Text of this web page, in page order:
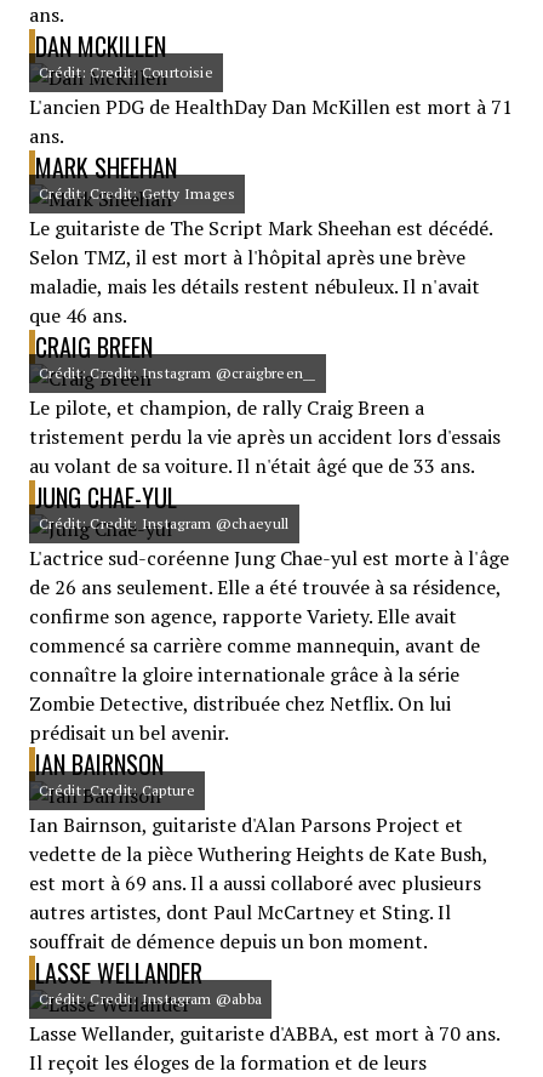
ans.
DAN MCKILLEN
Crédit: Credit: Courtoisie
L'ancien PDG de HealthDay Dan McKillen est mort à 71
ans.
MARK SHEEHAN
Crédit: Credit: Getty Images
Le guitariste de The Script Mark Sheehan est décédé.
Selon TMZ, il est mort à l'hôpital après une brève
maladie, mais les détails restent nébuleux. Il n'avait
que 46 ans.
CRAIG BREEN
Crédit: Credit: Instagram @craigbreen__
Le pilote, et champion, de rally Craig Breen a
tristement perdu la vie après un accident lors d'essais
au volant de sa voiture. Il n'était âgé que de 33 ans.
JUNG CHAE-YUL
Crédit: Credit: Instagram @chaeyull
L'actrice sud-coréenne Jung Chae-yul est morte à l'âge
de 26 ans seulement. Elle a été trouvée à sa résidence,
confirme son agence, rapporte Variety. Elle avait
commencé sa carrière comme mannequin, avant de
connaître la gloire internationale grâce à la série
Zombie Detective, distribuée chez Netflix. On lui
prédisait un bel avenir.
IAN BAIRNSON
Crédit: Credit: Capture
Ian Bairnson, guitariste d'Alan Parsons Project et
vedette de la pièce Wuthering Heights de Kate Bush,
est mort à 69 ans. Il a aussi collaboré avec plusieurs
autres artistes, dont Paul McCartney et Sting. Il
souffrait de démence depuis un bon moment.
LASSE WELLANDER
Crédit: Credit: Instagram @abba
Lasse Wellander, guitariste d'ABBA, est mort à 70 ans.
Il reçoit les éloges de la formation et de leurs